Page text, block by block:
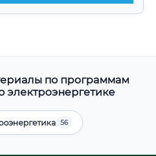
по программам
электроэнергетике
56